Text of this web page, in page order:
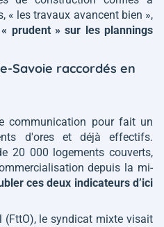
« les travaux avancent bien »,
« prudent » sur les plannings
Savoie raccordés en
communication pour fait un
d'ores et déjà effectifs.
20 000 logements couverts,
depuis la mi-
ces deux indicateurs d’ici
(FttO), le syndicat mixte visait